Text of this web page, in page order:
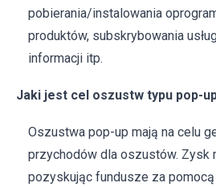
pobierania/instalowania
produktów, subskrybowania
informacji itp.
Jaki jest cel oszustw typu pop-
Oszustwa pop-up mają na celu
przychodów dla oszustów. Zysk
pozyskując fundusze za